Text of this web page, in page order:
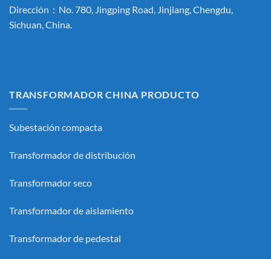
Dirección：No. 780, Jingping Road, Jinjiang, Chengdu,
Sichuan, China.
TRANSFORMADOR CHINA PRODUCTO
Subestación compacta
Transformador de distribución
Transformador seco
Transformador de aislamiento
Transformador de pedestal